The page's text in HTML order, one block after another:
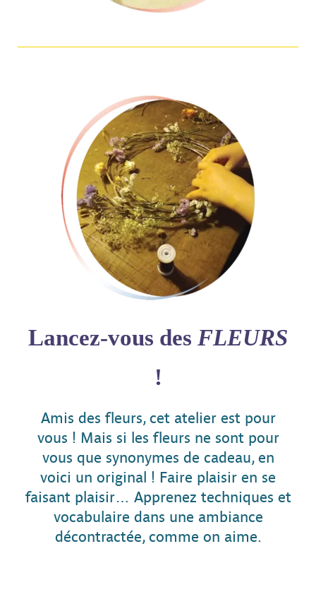
Lancez-vous des FLEURS
!
Amis des fleurs, cet atelier est pour
vous ! Mais si les fleurs ne sont pour
vous que synonymes de cadeau, en
voici un original ! Faire plaisir en se
faisant plaisir… Apprenez techniques et
vocabulaire dans une ambiance
décontractée, comme on aime.